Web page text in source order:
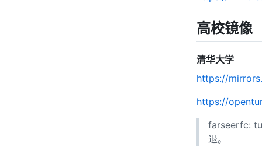
高校镜像
清华大学
https://
https://
farseerfc:
退。